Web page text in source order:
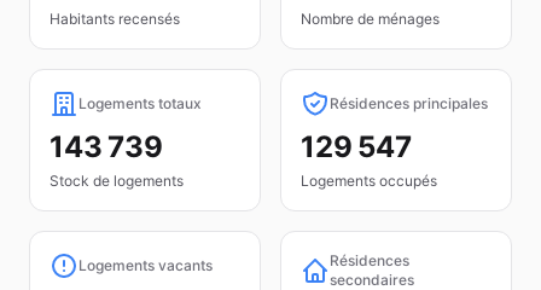
Habitants recensés Nombre de ménages
Logements totaux
143 739
Stock de logements
Résidences principales
129 547
Logements occupés
Logements vacants
Résidences
secondaires